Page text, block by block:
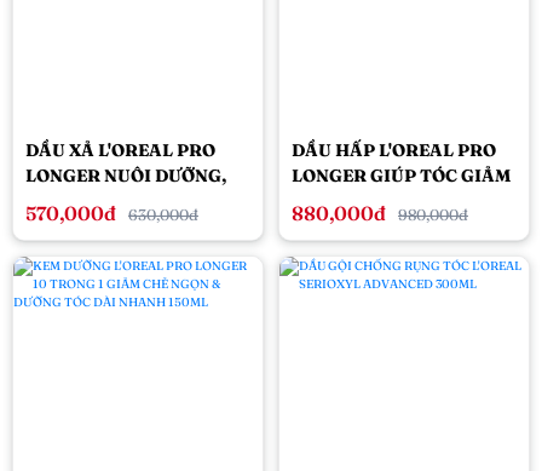
DẦU XẢ L'OREAL PRO
LONGER NUÔI DƯỠNG,
GIẢM ĐỨT GÃY & DÀI
TÓC 200ML
570,000đ 630,000đ
DẦU HẤP L'OREAL PRO
LONGER GIÚP TÓC GIẢM
ĐỨT GÃY & DÀI HƠN
250ML
880,000đ 980,000đ